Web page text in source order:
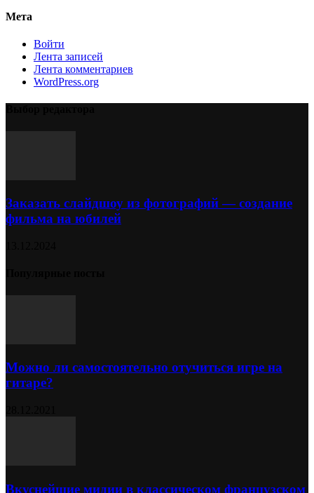
Мета
Войти
Лента записей
Лента комментариев
WordPress.org
Заказать слайдшоу из фотографий — создание
фильма на юбилей
Можно ли самостоятельно отучиться игре на
гитаре?
Вкуснейшие мидии в классическом французском